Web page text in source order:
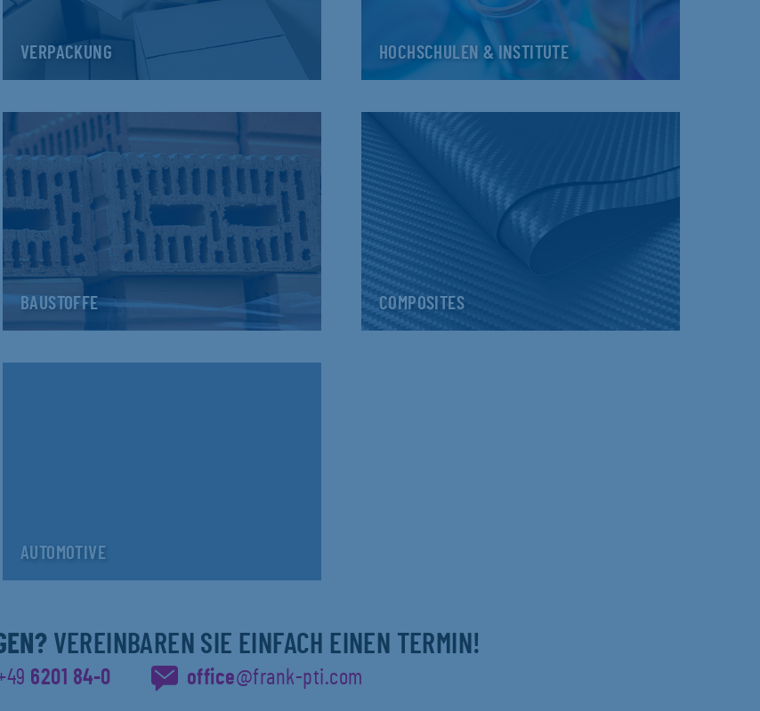
VERPACKUNG HOCHSCHULEN & INSTITUTE
BAUSTOFFE COMPOSITES
AUTOMOTIVE
VEREINBAREN SIE EINFACH EINEN TERMIN!
6201 84-0 office@frank-pti.com